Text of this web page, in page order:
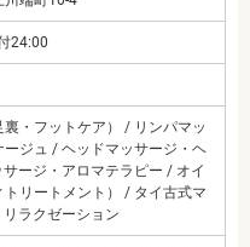
24:00
・フットケア） / リンパマッ
ジュ / ヘッドマッサージ・ヘ
ージ・アロマテラピー / オイ
リートメント） / タイ古式マ
ラクゼーション